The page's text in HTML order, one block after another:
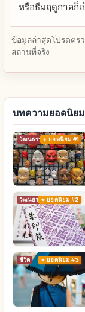
หรือธีมฤดูกาลก็
ข้อมูลล่าสุดโปรดตร
สถานที่จริง
บทความยอดนิย
วัฒนธรรมดั้งเดิมยอดนิยม #1
วัฒนธรรมดั้งเดิมยอดนิยม #2
ชีวิต ยอดนิยม #3